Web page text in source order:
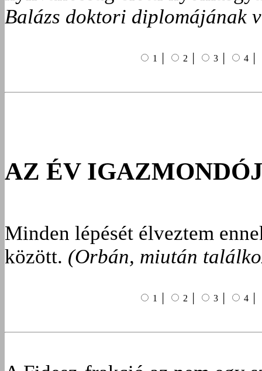
Balázs doktori diplomájának
1 │ 2 │ 3 │ 4 │
AZ ÉV
Minden lépését élveztem
között. (Orbán, miután
1 │ 2 │ 3 │ 4 │